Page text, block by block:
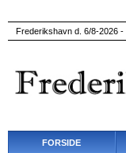
Frederikshavn d. 6/8-2026 -
FORSIDE